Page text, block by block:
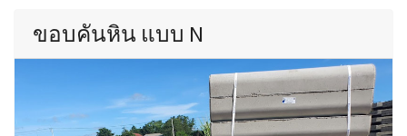
ขอบคันหิน แบบ N